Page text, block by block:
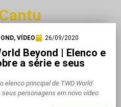
, VÍDEO 26/09/2020
Beyond | Elenco e
a série e seus
elenco principal de TWD World
personagens em novo vídeo